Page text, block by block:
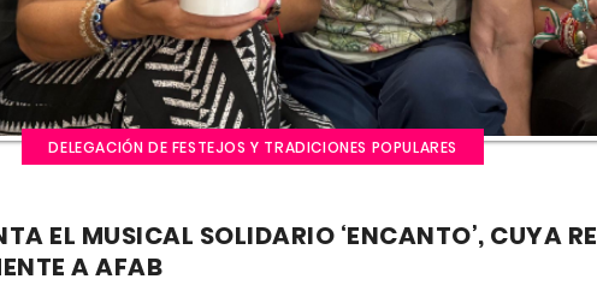
DELEGACIÓN DE FESTEJOS Y TRADICIONES POPULARES
EL MUSICAL SOLIDARIO ‘ENCANTO’, CUYA
A AFAB